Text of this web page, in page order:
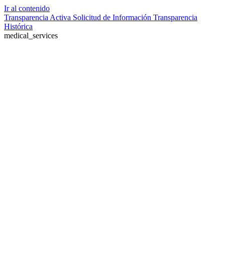
Ir al contenido
Transparencia Activa Solicitud de Información Transparencia
Histórica
medical_services